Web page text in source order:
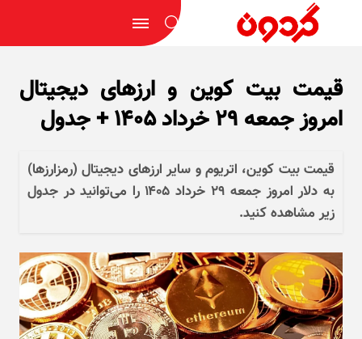
قیمت بیت کوین و ارز‌های دیجیتال
امروز جمعه ۲۹ خرداد ۱۴۰۵ + جدول
قیمت بیت کوین، اتریوم و سایر ارز‌های دیجیتال (رمزارزها)
به دلار امروز جمعه ۲۹ خرداد ۱۴۰۵ را می‌توانید در جدول
زیر مشاهده کنید.